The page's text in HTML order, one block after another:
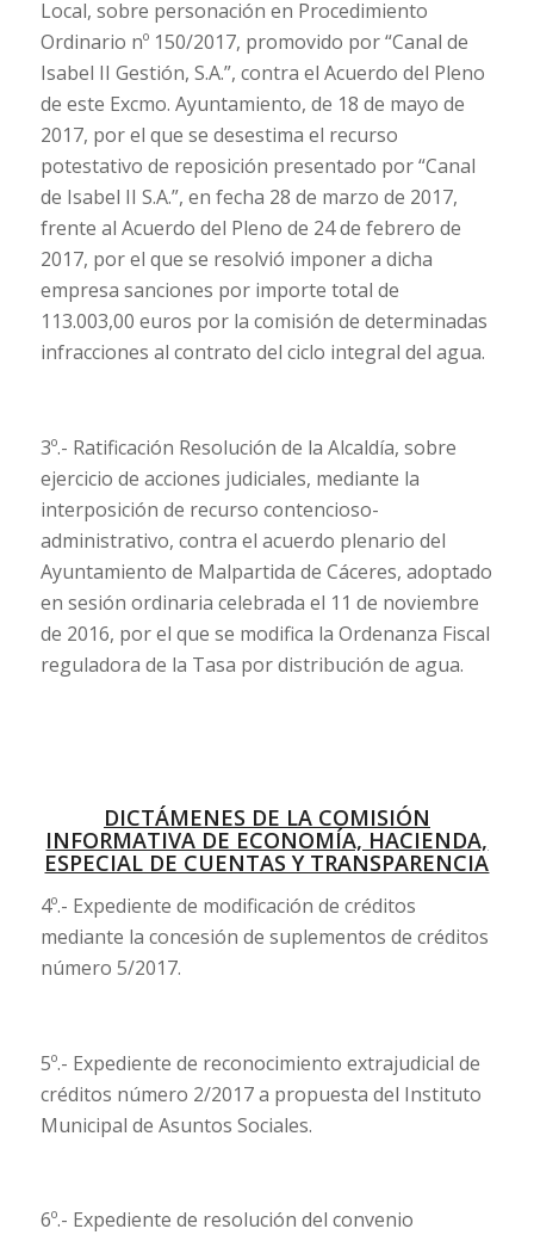
Local, sobre personación en Procedimiento
Ordinario nº 150/2017, promovido por “Canal de
Isabel II Gestión, S.A.”, contra el Acuerdo del Pleno
de este Excmo. Ayuntamiento, de 18 de mayo de
2017, por el que se desestima el recurso
potestativo de reposición presentado por “Canal
de Isabel II S.A.”, en fecha 28 de marzo de 2017,
frente al Acuerdo del Pleno de 24 de febrero de
2017, por el que se resolvió imponer a dicha
empresa sanciones por importe total de
113.003,00 euros por la comisión de determinadas
infracciones al contrato del ciclo integral del agua.
3º.- Ratificación Resolución de la Alcaldía, sobre
ejercicio de acciones judiciales, mediante la
interposición de recurso contencioso-
administrativo, contra el acuerdo plenario del
Ayuntamiento de Malpartida de Cáceres, adoptado
en sesión ordinaria celebrada el 11 de noviembre
de 2016, por el que se modifica la Ordenanza Fiscal
reguladora de la Tasa por distribución de agua.
DICTÁMENES DE LA COMISIÓN
INFORMATIVA DE ECONOMÍA, HACIENDA,
ESPECIAL DE CUENTAS Y TRANSPARENCIA
4º.- Expediente de modificación de créditos
mediante la concesión de suplementos de créditos
número 5/2017.
5º.- Expediente de reconocimiento extrajudicial de
créditos número 2/2017 a propuesta del Instituto
Municipal de Asuntos Sociales.
6º.- Expediente de resolución del convenio